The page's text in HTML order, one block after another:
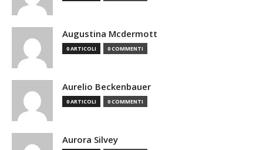
Augustina Mcdermott
0 ARTICOLI 0 COMMENTI
Aurelio Beckenbauer
0 ARTICOLI 0 COMMENTI
Aurora Silvey